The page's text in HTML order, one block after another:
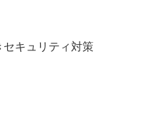
キュリティ対策